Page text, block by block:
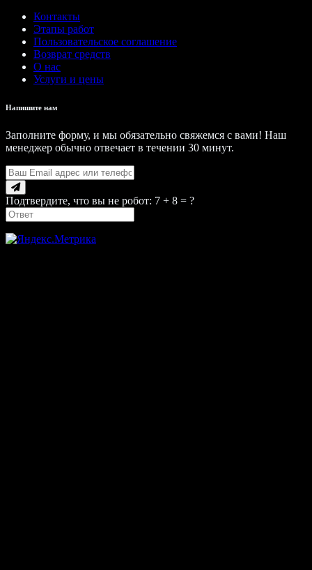
Контакты
Этапы работ
Пользовательское соглашение
Возврат средств
О нас
Услуги и цены
Напишите нам
Заполните форму, и мы обязательно свяжемся с вами! Наш
менеджер обычно отвечает в течении 30 минут.
Подтвердите, что вы не робот: 7 + 8 = ?